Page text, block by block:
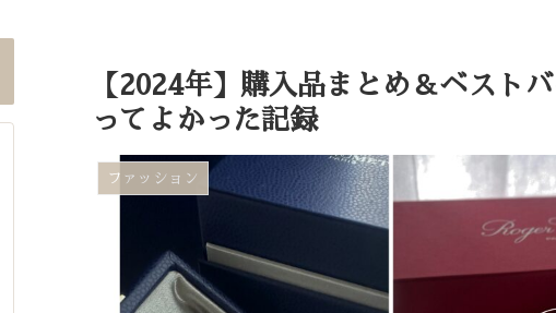
【2024年】購入品まとめ＆ベスト
ってよかった記録
ファッション